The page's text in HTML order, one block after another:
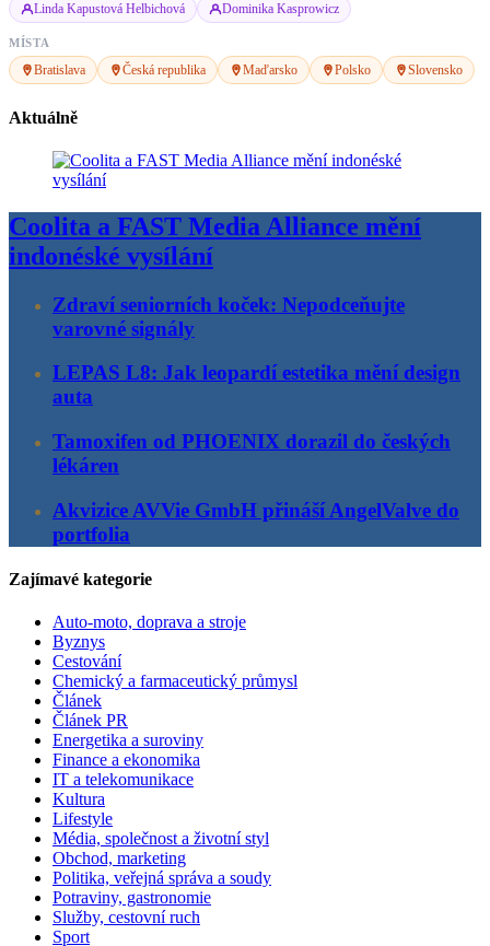
Linda Kapustová Helbichová Dominika Kasprowicz
MÍSTA
Bratislava Česká republika Maďarsko Polsko Slovensko
Aktuálně
Coolita a FAST Media Alliance mění
indonéské vysílání
Zdraví seniorních koček: Nepodceňujte
varovné signály
LEPAS L8: Jak leopardí estetika mění design
auta
Tamoxifen od PHOENIX dorazil do českých
lékáren
Akvizice AVVie GmbH přináší AngelValve do
portfolia
Zajímavé kategorie
Auto-moto, doprava a stroje
Byznys
Cestování
Chemický a farmaceutický průmysl
Článek
Článek PR
Energetika a suroviny
Finance a ekonomika
IT a telekomunikace
Kultura
Lifestyle
Média, společnost a životní styl
Obchod, marketing
Politika, veřejná správa a soudy
Potraviny, gastronomie
Služby, cestovní ruch
Sport